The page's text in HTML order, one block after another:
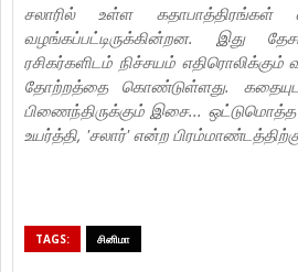
சலாரில் உள்ள கதாபாத்திரங்கள்
வழங்கப்பட்டிருக்கின்றன. இது
ரசிகர்களிடம் நிச்சயம்
தோற்றத்தை கொண்டுள்ளது.
பிணைந்திருக்கும் இசை... ஒட்டுமொத்த
உயர்த்தி, 'சலார்' என்ற பிரம்மாண்டத்திற்கு
TAGS: சினிமா